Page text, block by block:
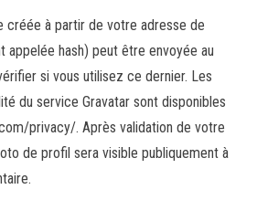
créée à partir de votre adresse de
appelée hash) peut être envoyée au
si vous utilisez ce dernier. Les
du service Gravatar sont disponibles
privacy/. Après validation de votre
de profil sera visible publiquement à